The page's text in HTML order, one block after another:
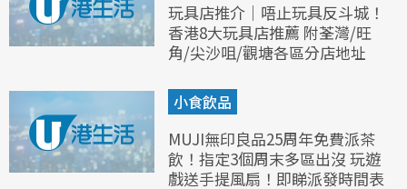
玩具店推介｜唔止玩具反斗城！
香港8大玩具店推薦 附荃灣/旺
角/尖沙咀/觀塘各區分店地址
小食飲品
MUJI無印良品25周年免費派茶
飲！指定3個周末多區出沒 玩遊
戲送手提風扇！即睇派發時間表